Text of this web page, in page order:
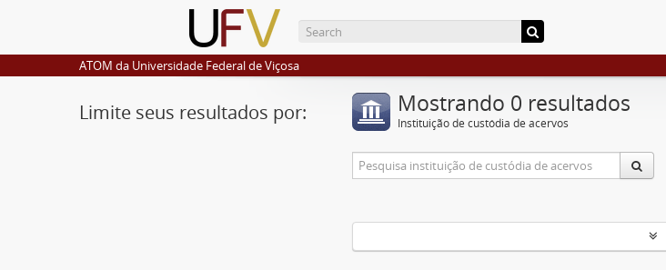
ATOM da Universidade Federal de Viçosa
Limite seus resultados por: Mostrando 0 resultados
Instituição de custódia de acervos